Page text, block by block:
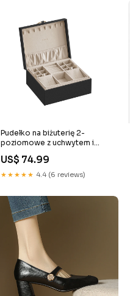
Pudełko na biżuterię 2-
poziomowe z uchwytem i
w kolorze czarnym
Kolor:Mglisty niebieski
US$ 74.99
★★★★★ 4.4 (6 reviews)